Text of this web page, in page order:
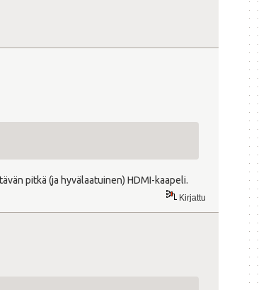
pitkä (ja hyvälaatuinen) HDMI-kaapeli.
Kirjattu